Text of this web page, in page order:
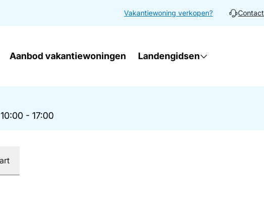
Vakantiewoning verkopen? Contact
Aanbod vakantiewoningen Landengidsen
10:00 - 17:00